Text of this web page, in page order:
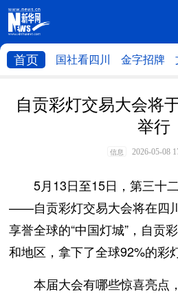
首页 国社看四川 金字招牌
自贡彩灯交易大会将
举行
信息 2026-05-08
5月13日至15日，第三十
——自贡彩灯交易大会将在四
享誉全球的“中国灯城”，自贡
和地区，拿下了全球92%的彩
本届大会有哪些惊喜亮点